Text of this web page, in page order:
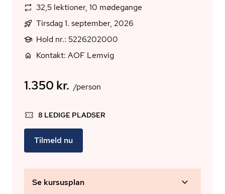
32,5 lektioner, 10 mødegange
Tirsdag 1. september, 2026
Hold nr.: 5226202000
Kontakt: AOF Lemvig
1.350 kr. /person
8 LEDIGE PLADSER
Tilmeld nu
Se kursusplan